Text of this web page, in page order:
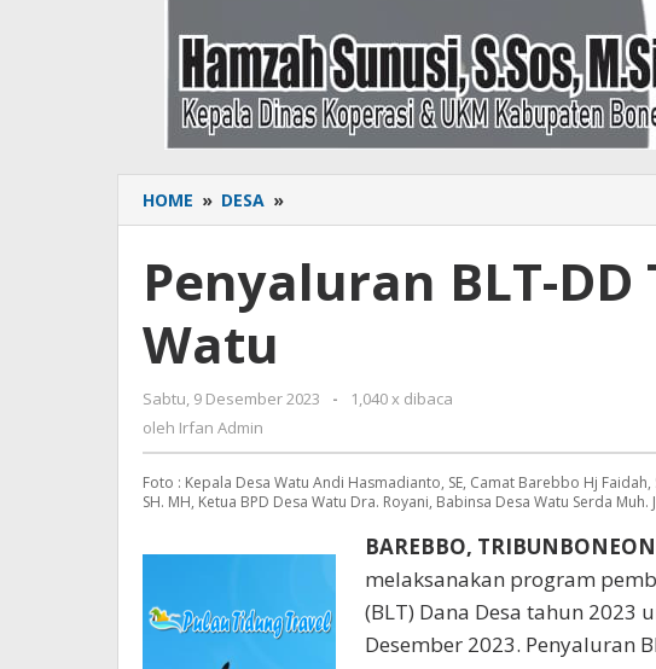
HOME » DESA »
BLT-
TA
2023
Penyaluran BLT-DD
Watu
Sabtu, 9 Desember 2023
oleh
-
1,040 x dibaca
oleh Irfan Admin
Foto : Kepala Desa Watu Andi Hasmadianto, SE, Camat Barebbo Hj
SH. MH, Ketua BPD Desa Watu Dra. Royani, Babinsa Desa Watu Serda Muh.
BAREBBO,
melaksanakan program
(BLT) Dana Desa tahun 2023
Desember 2023. Penyaluran